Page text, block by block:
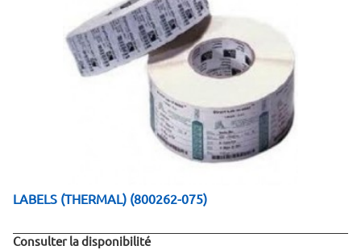
LABELS (THERMAL) (800262-075)
Consulter la disponibilité